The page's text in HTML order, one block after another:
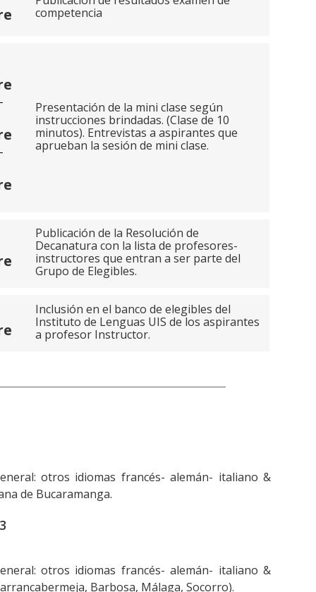
competencia
Presentación de la mini clase según
instrucciones brindadas. (Clase de 10
minutos). Entrevistas a aspirantes que
aprueban la sesión de mini clase.
Publicación de la Resolución de
Decanatura con la lista de profesores-
instructores que entran a ser parte del
Grupo de Elegibles.
Inclusión en el banco de elegibles del
Instituto de Lenguas UIS de los aspirantes
a profesor Instructor.
otros idiomas francés- alemán- italiano &
de Bucaramanga.
otros idiomas francés- alemán- italiano &
Barbosa, Málaga, Socorro).